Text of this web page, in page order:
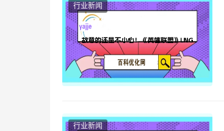
行业新闻
行业新闻